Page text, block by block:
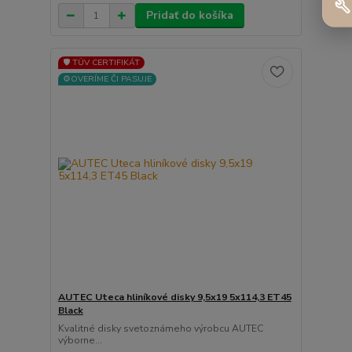
Pridať do košíka
🛡️ TÜV CERTIFIKÁT
⚙️OVERÍME ČI PASUJE
AUTEC Uteca hliníkové disky 9,5x19 5x114,3 ET45
Black
Kvalitné disky svetoznámeho výrobcu AUTEC
výborne...